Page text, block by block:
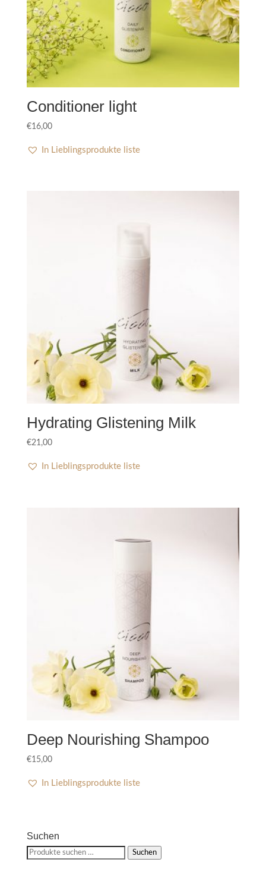
Conditioner light
€16,00
In Lieblingsprodukte liste
Hydrating Glistening Milk
€21,00
In Lieblingsprodukte liste
Deep Nourishing Shampoo
€15,00
In Lieblingsprodukte liste
Suchen
Suchen
Suchen